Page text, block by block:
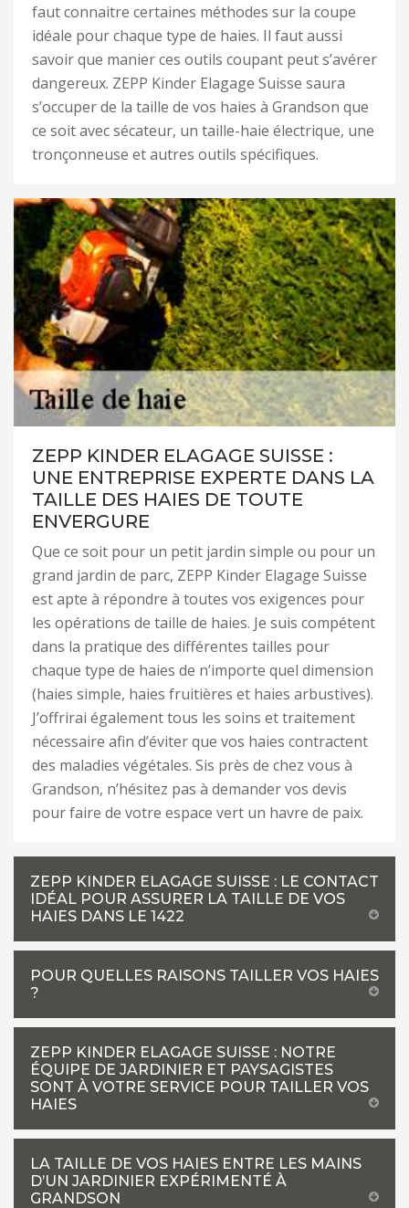
faut connaitre certaines méthodes sur la coupe
idéale pour chaque type de haies. Il faut aussi
savoir que manier ces outils coupant peut s’avérer
dangereux. ZEPP Kinder Elagage Suisse saura
s’occuper de la taille de vos haies à Grandson que
ce soit avec sécateur, un taille-haie électrique, une
tronçonneuse et autres outils spécifiques.
ZEPP KINDER ELAGAGE SUISSE :
UNE ENTREPRISE EXPERTE DANS LA
TAILLE DES HAIES DE TOUTE
ENVERGURE
Que ce soit pour un petit jardin simple ou pour un
grand jardin de parc, ZEPP Kinder Elagage Suisse
est apte à répondre à toutes vos exigences pour
les opérations de taille de haies. Je suis compétent
dans la pratique des différentes tailles pour
chaque type de haies de n’importe quel dimension
(haies simple, haies fruitières et haies arbustives).
J’offrirai également tous les soins et traitement
nécessaire afin d’éviter que vos haies contractent
des maladies végétales. Sis près de chez vous à
Grandson, n’hésitez pas à demander vos devis
pour faire de votre espace vert un havre de paix.
ZEPP KINDER ELAGAGE SUISSE : LE CONTACT
IDÉAL POUR ASSURER LA TAILLE DE VOS
HAIES DANS LE 1422
POUR QUELLES RAISONS TAILLER VOS HAIES
?
ZEPP KINDER ELAGAGE SUISSE : NOTRE
ÉQUIPE DE JARDINIER ET PAYSAGISTES
SONT À VOTRE SERVICE POUR TAILLER VOS
HAIES
LA TAILLE DE VOS HAIES ENTRE LES MAINS
D’UN JARDINIER EXPÉRIMENTÉ À
GRANDSON